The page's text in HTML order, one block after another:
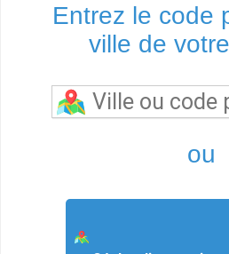
Entrez le code
ville de
ou